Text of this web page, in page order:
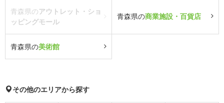
青森県のアウトレット・ショ
ッピングモール
青森県の商業施設・百貨店
青森県の美術館
その他のエリアから探す